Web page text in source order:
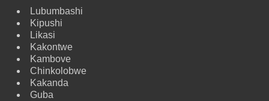
Lubumbashi
Kipushi
Likasi
Kakontwe
Kambove
Chinkolobwe
Kakanda
Guba